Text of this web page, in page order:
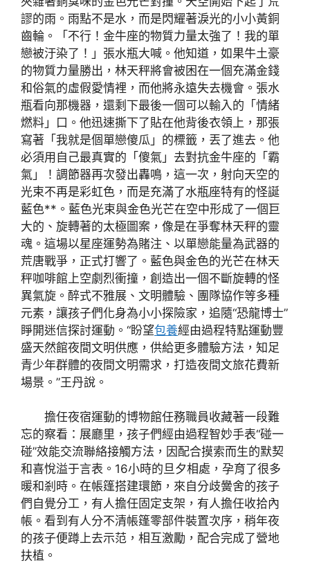
謬的雨。雨點不是水，而是閃耀著淚光的小小黃銅
齒輪。「不行！金牛座的物質力量太強了！我的單
戀被汙染了！」張水瓶大喊。他知道，如果牛土豪
的物質力量勝出，林天秤將會被困在一個充滿金錢
和俗氣的虛假愛情裡，而他將永遠失去機會。張水
瓶看向那機器，還剩下最後一個可以輸入的「情緒
燃料」口。他迅速撕下了貼在他背後衣領上，那張
寫著「我就是個單戀傻瓜」的標籤，丟了進去。他
必須用自己最真實的「傻氣」去對抗金牛座的「霸
氣」！調節器再次發出轟鳴，這一次，射向天空的
光束不再是彩虹色，而是充滿了水瓶座特有的怪誕
藍色**。藍色光束與金色光芒在空中形成了一個巨
大的、旋轉著的太極圖案，像是在爭奪林天秤的靈
魂。這場以星座運勢為賭注、以單戀能量為武器的
荒唐戰爭，正式打響了。藍色與金色的光芒在林天
秤咖啡館上空劇烈衝撞，創造出一個不斷旋轉的怪
異氣旋。醉式不雅展、文明體驗、團隊協作等多種
元素，讓孩子們化身為小小探險家，追隨“恐龍博士”
睜開迷信探討運動。“盼望包養經由過程特點運動豐
盛天然館夜間文明供應，供給更多體驗方法，知足
青少年群體的夜間文明需求，打造夜間文旅花費新
場景。”王丹說。
擔任夜宿運動的博物館任務職員收藏著一段難
忘的察看：展廳里，孩子們經由過程智妙手表“碰一
碰”效能交流聯絡接觸方法，因配合摸索而生的默契
和喜悅溢于言表。16小時的旦夕相處，孕育了很多
暖和剎時。在帳篷搭建環節，來自分歧黌舍的孩子
們自覺分工，有人擔任固定支架，有人擔任收拾內
帳。看到有人分不清帳篷零部件裝置次序，稍年夜
的孩子便蹲上去示范，相互激勵，配合完成了營地
扶植。